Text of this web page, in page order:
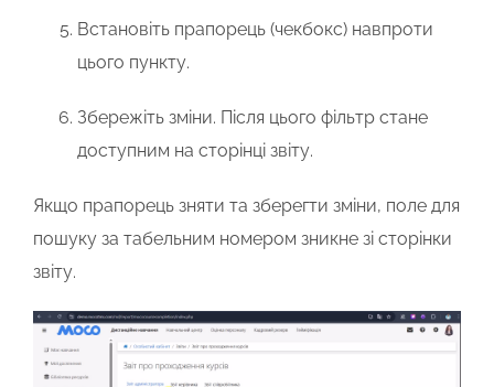
Встановіть прапорець (чекбокс) навпроти
цього пункту.
Збережіть зміни. Після цього фільтр стане
доступним на сторінці звіту.
Якщо прапорець зняти та зберегти зміни, поле для
пошуку за табельним номером зникне зі сторінки
звіту.